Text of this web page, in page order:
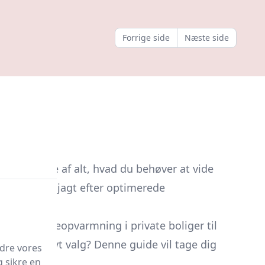
Forrige side Næste side
af alt, hvad du behøver at vide
bruger på jagt efter optimerede
hjemmeopvarmning i private boliger til
attraktivt valg? Denne guide vil tage dig
vores
sikre en